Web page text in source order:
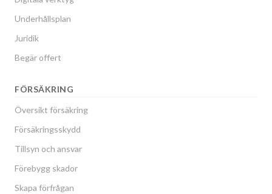
Underhållsplan
Juridik
Begär offert
FÖRSÄKRING
Översikt försäkring
Försäkringsskydd
Tillsyn och ansvar
Förebygg skador
Skapa förfrågan